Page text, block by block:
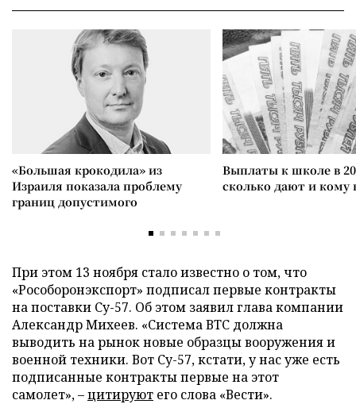
«Большая крокодила» из
Израиля показала проблему
границ допустимого
Выплаты к школе в
сколько дают и
При этом 13 ноября стало известно о том, что
«Рособоронэкспорт» подписал первые контракты
на поставки Су-57. Об этом заявил глава компании
Александр Михеев. «Система ВТС должна
выводить на рынок новые образцы вооружения и
военной техники. Вот Су-57, кстати, у нас уже есть
подписанные контракты первые на этот
самолет», –цитируют его слова «Вести».